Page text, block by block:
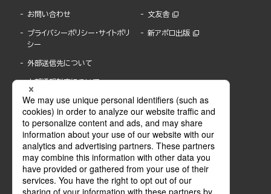
お問い合わせ
プライバシーポリシー・サイトポリ
シー
外部送信先について
内部通報制度について
文友舎
新アポロ出版